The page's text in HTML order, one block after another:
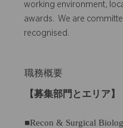
working environment,
awards. We are
recognised.
職務概要
【募集部門とエリア】
■Recon & Surgical